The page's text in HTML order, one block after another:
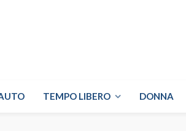
TEMPO LIBERO DONNA